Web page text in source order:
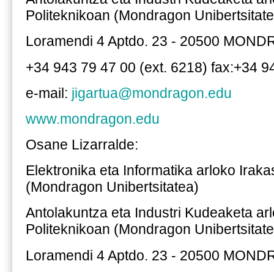
Politeknikoan (Mondragon
Loramendi 4 Aptdo. 23 - 20500
+34 943 79 47 00 (ext. 6218) fax:+34
e-mail: jigartua@mondragon.edu
www.mondragon.edu
Osane Lizarralde:
Elektronika eta Informatika arloko
(Mondragon Unibertsitatea)
Antolakuntza eta Industri Kudeaketa
Politeknikoan (Mondragon
Loramendi 4 Aptdo. 23 - 20500